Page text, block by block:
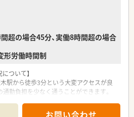
の場合45分、実働8時間超の場合
形労働時間制
ついて】
駅から徒歩3分という大変アクセスが良
通勤負担を少なく通うことができます。
内容を経験できる可能性が高いです。